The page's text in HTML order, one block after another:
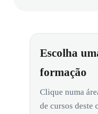
Escolha
formação
Clique numa
de cursos deste